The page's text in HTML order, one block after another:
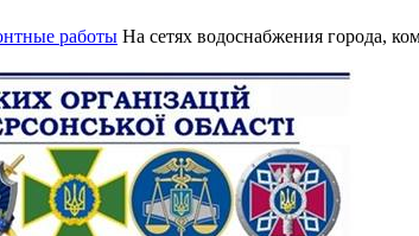
работы На сетях водоснабжения города,